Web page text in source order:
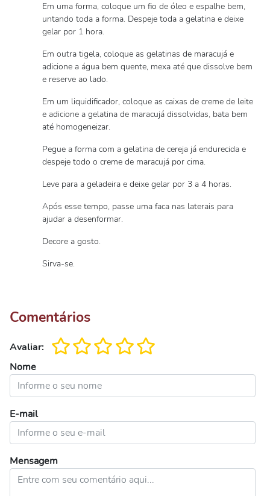
Em uma forma, coloque um fio de óleo e espalhe bem,
untando toda a forma. Despeje toda a gelatina e deixe
gelar por 1 hora.
Em outra tigela, coloque as gelatinas de maracujá e
adicione a água bem quente, mexa até que dissolve bem
e reserve ao lado.
Em um liquidificador, coloque as caixas de creme de leite
e adicione a gelatina de maracujá dissolvidas, bata bem
até homogeneizar.
Pegue a forma com a gelatina de cereja já endurecida e
despeje todo o creme de maracujá por cima.
Leve para a geladeira e deixe gelar por 3 a 4 horas.
Após esse tempo, passe uma faca nas laterais para
ajudar a desenformar.
Decore a gosto.
Sirva-se.
Comentários
Avaliar:
Nome
E-mail
Mensagem